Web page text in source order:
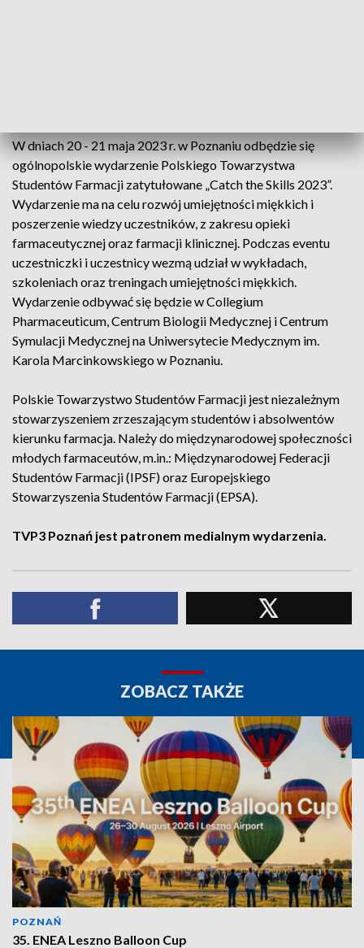
W dniach 20 - 21 maja 2023 r. w Poznaniu odbędzie się
ogólnopolskie wydarzenie Polskiego Towarzystwa
Studentów Farmacji zatytułowane „Catch the Skills 2023”.
Wydarzenie ma na celu rozwój umiejętności miękkich i
poszerzenie wiedzy uczestników, z zakresu opieki
farmaceutycznej oraz farmacji klinicznej. Podczas eventu
uczestniczki i uczestnicy wezmą udział w wykładach,
szkoleniach oraz treningach umiejętności miękkich.
Wydarzenie odbywać się będzie w Collegium
Pharmaceuticum, Centrum Biologii Medycznej i Centrum
Symulacji Medycznej na Uniwersytecie Medycznym im.
Karola Marcinkowskiego w Poznaniu.
Polskie Towarzystwo Studentów Farmacji jest niezależnym
stowarzyszeniem zrzeszającym studentów i absolwentów
kierunku farmacja. Należy do międzynarodowej społeczności
młodych farmaceutów, m.in.: Międzynarodowej Federacji
Studentów Farmacji (IPSF) oraz Europejskiego
Stowarzyszenia Studentów Farmacji (EPSA).
TVP3 Poznań jest patronem medialnym wydarzenia.
ZOBACZ TAKŻE
POZNAŃ
35. ENEA Leszno Balloon Cup